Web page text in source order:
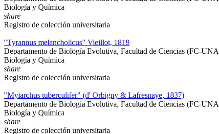
Biología y Química
share
Registro de colección universitaria
"Tyrannus melancholicus" Vieillot, 1819
Departamento de Biología Evolutiva, Facultad de Ciencias (FC-
Biología y Química
share
Registro de colección universitaria
"Myiarchus tuberculifer" (d' Orbigny & Lafresnaye, 1837)
Departamento de Biología Evolutiva, Facultad de Ciencias (FC-
Biología y Química
share
Registro de colección universitaria